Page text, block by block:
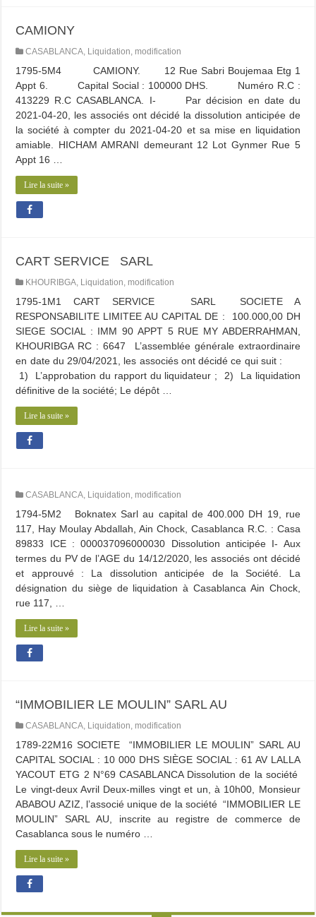
CAMIONY
CASABLANCA, Liquidation, modification
1795-5M4 CAMIONY. 12 Rue Sabri Boujemaa Etg 1
Appt 6. Capital Social : 100000 DHS. Numéro R.C :
413229 R.C CASABLANCA. I- Par décision en date du
2021-04-20, les associés ont décidé la dissolution anticipée de
la société à compter du 2021-04-20 et sa mise en liquidation
amiable. HICHAM AMRANI demeurant 12 Lot Gynmer Rue 5
Appt 16 …
Lire la suite »
CART SERVICE SARL
KHOURIBGA, Liquidation, modification
1795-1M1 CART SERVICE SARL SOCIETE A
RESPONSABILITE LIMITEE AU CAPITAL DE : 100.000,00 DH
SIEGE SOCIAL : IMM 90 APPT 5 RUE MY ABDERRAHMAN,
KHOURIBGA RC : 6647 L’assemblée générale extraordinaire
en date du 29/04/2021, les associés ont décidé ce qui suit :
1) L’approbation du rapport du liquidateur ; 2) La liquidation
définitive de la société; Le dépôt …
Lire la suite »
CASABLANCA, Liquidation, modification
1794-5M2 Boknatex Sarl au capital de 400.000 DH 19, rue
117, Hay Moulay Abdallah, Ain Chock, Casablanca R.C. : Casa
89833 ICE : 000037096000030 Dissolution anticipée I- Aux
termes du PV de l’AGE du 14/12/2020, les associés ont décidé
et approuvé : La dissolution anticipée de la Société. La
désignation du siège de liquidation à Casablanca Ain Chock,
rue 117, …
Lire la suite »
“IMMOBILIER LE MOULIN” SARL AU
CASABLANCA, Liquidation, modification
1789-22M16 SOCIETE “IMMOBILIER LE MOULIN” SARL AU
CAPITAL SOCIAL : 10 000 DHS SIÈGE SOCIAL : 61 AV LALLA
YACOUT ETG 2 N°69 CASABLANCA Dissolution de la société
Le vingt-deux Avril Deux-milles vingt et un, à 10h00, Monsieur
ABABOU AZIZ, l’associé unique de la société “IMMOBILIER LE
MOULIN” SARL AU, inscrite au registre de commerce de
Casablanca sous le numéro …
Lire la suite »